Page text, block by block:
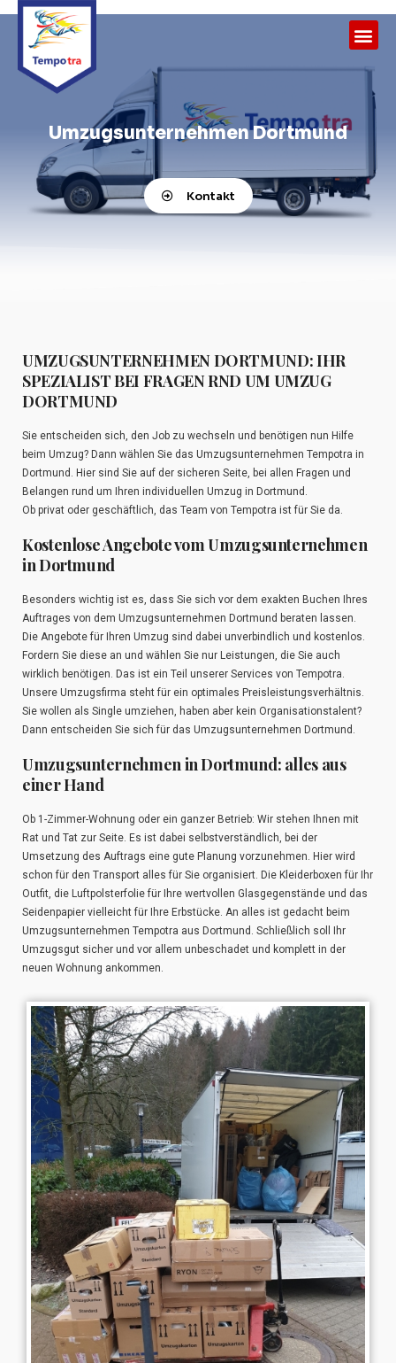
Umzugsunternehmen Dortmund
Kontakt
UMZUGSUNTERNEHMEN DORTMUND: IHR
SPEZIALIST BEI FRAGEN RND UM UMZUG
DORTMUND
Sie entscheiden sich, den Job zu wechseln und benötigen nun Hilfe
beim Umzug? Dann wählen Sie das Umzugsunternehmen Tempotra in
Dortmund. Hier sind Sie auf der sicheren Seite, bei allen Fragen und
Belangen rund um Ihren individuellen Umzug in Dortmund.
Ob privat oder geschäftlich, das Team von Tempotra ist für Sie da.
Kostenlose Angebote vom Umzugsunternehmen
in Dortmund
Besonders wichtig ist es, dass Sie sich vor dem exakten Buchen Ihres
Auftrages von dem Umzugsunternehmen Dortmund beraten lassen.
Die Angebote für Ihren Umzug sind dabei unverbindlich und kostenlos.
Fordern Sie diese an und wählen Sie nur Leistungen, die Sie auch
wirklich benötigen. Das ist ein Teil unserer Services von Tempotra.
Unsere Umzugsfirma steht für ein optimales Preisleistungsverhältnis.
Sie wollen als Single umziehen, haben aber kein Organisationstalent?
Dann entscheiden Sie sich für das Umzugsunternehmen Dortmund.
Umzugsunternehmen in Dortmund: alles aus
einer Hand
Ob 1-Zimmer-Wohnung oder ein ganzer Betrieb: Wir stehen Ihnen mit
Rat und Tat zur Seite. Es ist dabei selbstverständlich, bei der
Umsetzung des Auftrags eine gute Planung vorzunehmen. Hier wird
schon für den Transport alles für Sie organisiert. Die Kleiderboxen für Ihr
Outfit, die Luftpolsterfolie für Ihre wertvollen Glasgegenstände und das
Seidenpapier vielleicht für Ihre Erbstücke. An alles ist gedacht beim
Umzugsunternehmen Tempotra aus Dortmund. Schließlich soll Ihr
Umzugsgut sicher und vor allem unbeschadet und komplett in der
neuen Wohnung ankommen.